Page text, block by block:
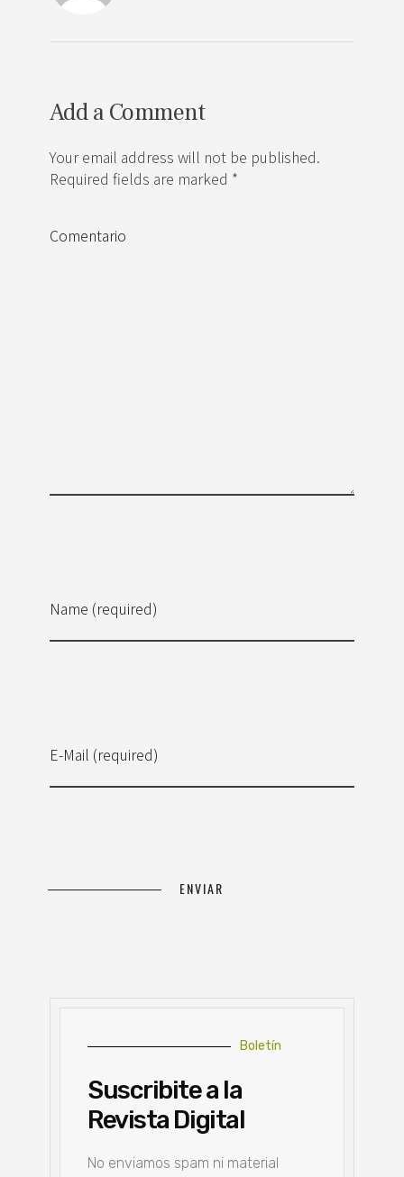
Add a Comment
Your email address will not be published.
Required fields are marked *
Name (required)
E-Mail (required)
Comentario
Boletín
Suscribite a la
Revista Digital
No enviamos spam ni material